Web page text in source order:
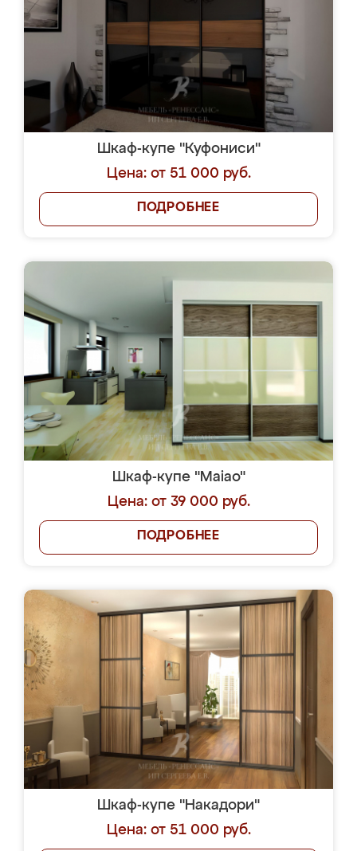
Шкаф-купе "Куфониси"
Цена: от 51 000 руб.
ПОДРОБНЕЕ
Шкаф-купе "Maiao"
Цена: от 39 000 руб.
ПОДРОБНЕЕ
Шкаф-купе "Накадори"
Цена: от 51 000 руб.